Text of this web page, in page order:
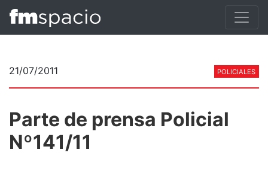
21/07/2011 POLICIALES
Parte de prensa Policial
Nº141/11